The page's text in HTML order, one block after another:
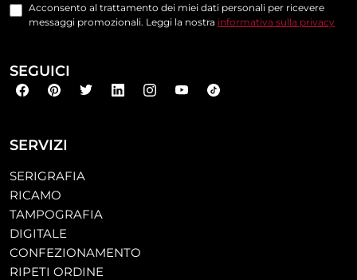
SERVIZI
SERIGRAFIA
RICAMO
TAMPOGRAFIA
DIGITALE
CONFEZIONAMENTO
RIPETI ORDINE
Acconsento al trattamento dei miei dati personali per ricevere
messaggi promozionali. Leggi la nostra informativa sulla privacy
SEGUICI